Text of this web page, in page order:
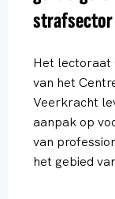
strafsector
Het lectoraat
van het
Veerkracht
aanpak op
van
het gebied